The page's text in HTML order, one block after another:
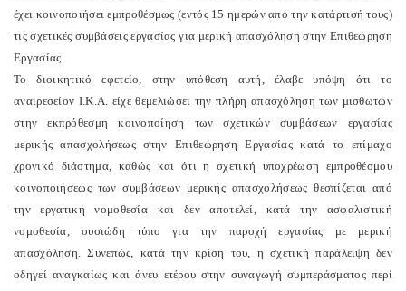
έχει κοινοποιήσει εμπροθέσμως (εντός 15 ημερών από την κατάρτισή τους)
τις σχετικές συμβάσεις εργασίας για μερική απασχόληση στην Επιθεώρηση
Εργασίας.
Το διοικητικό εφετείο, στην υπόθεση αυτή, έλαβε υπόψη ότι το
αναιρεσείον Ι.Κ.Α. είχε θεμελιώσει την πλήρη απασχόληση των μισθωτών
στην εκπρόθεσμη κοινοποίηση των σχετικών συμβάσεων εργασίας
μερικής απασχολήσεως στην Επιθεώρηση Εργασίας κατά το επίμαχο
χρονικό διάστημα, καθώς και ότι η σχετική υποχρέωση εμπροθέσμου
κοινοποιήσεως των συμβάσεων μερικής απασχολήσεως θεσπίζεται από
την εργατική νομοθεσία και δεν αποτελεί, κατά την ασφαλιστική
νομοθεσία, ουσιώδη τύπο για την παροχή εργασίας με μερική
απασχόληση. Συνεπώς, κατά την κρίση του, η σχετική παράλειψη δεν
οδηγεί αναγκαίως και άνευ ετέρου στην συναγωγή συμπεράσματος περί